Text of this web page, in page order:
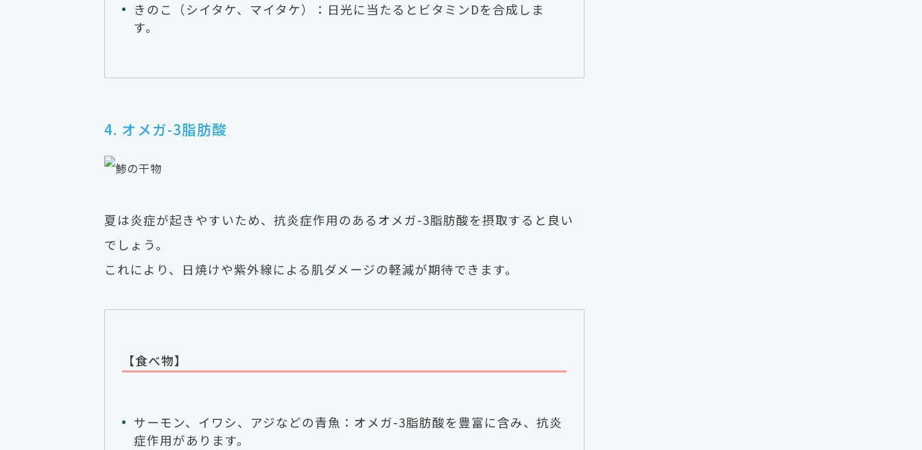
きのこ（シイタケ、マイタケ）：日光に当たるとビタミンDを合成しま
す。
4. オメガ-3脂肪酸
夏は炎症が起きやすいため、抗炎症作用のあるオメガ-3脂肪酸を摂取すると良い
でしょう。
これにより、日焼けや紫外線による肌ダメージの軽減が期待できます。
【食べ物】
サーモン、イワシ、アジなどの青魚：オメガ-3脂肪酸を豊富に含み、抗炎
症作用があります。